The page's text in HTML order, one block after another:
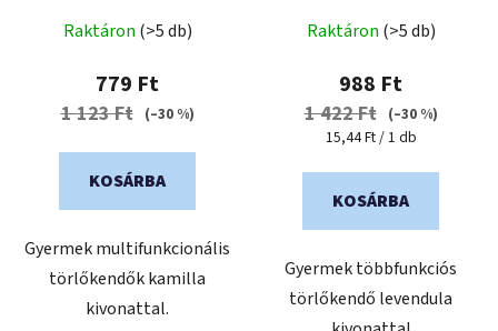
kamillával 54 db
Raktáron (>5 db)
779 Ft
1 123 Ft (–30 %)
KOSÁRBA
Gyermek multifunkcionális
törlőkendők kamilla
kivonattal.
64 db
Raktáron (>5 db)
988 Ft
1 422 Ft
(–30 %)
Egységár:
15,44 Ft / 1 db
KOSÁRBA
Gyermek többfunkciós
törlőkendő levendula